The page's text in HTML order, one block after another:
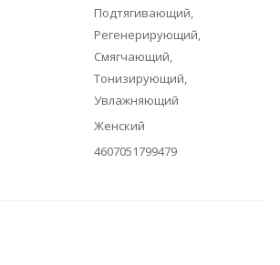
Подтягивающий,
Регенерирующий,
Смягчающий,
Тонизирующий,
Увлажняющий
Женский
4607051799479